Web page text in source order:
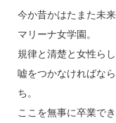
今か昔かはたまた未
マリーナ女学園。
規律と清楚と女性ら
嘘をつかなければな
ち。
ここを無事に卒業で